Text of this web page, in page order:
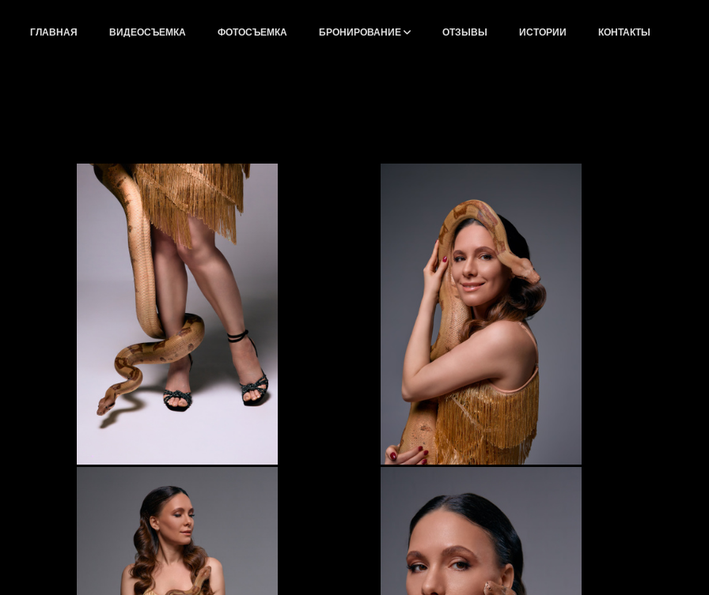
ГЛАВНАЯ ВИДЕОСЪЕМКА ФОТОСЪЕМКА БРОНИРОВАНИЕ ОТЗЫВЫ ИСТОРИИ КОНТАКТЫ